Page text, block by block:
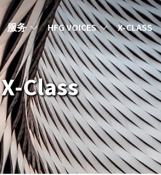
ZH
服务 HFG VOICES X-CLASS
X-Class